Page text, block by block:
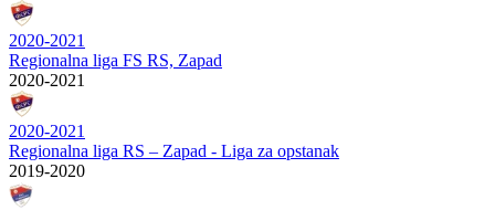
2020-2021
Regionalna liga FS RS, Zapad
2020-2021
2020-2021
Regionalna liga RS – Zapad - Liga za opstanak
2019-2020